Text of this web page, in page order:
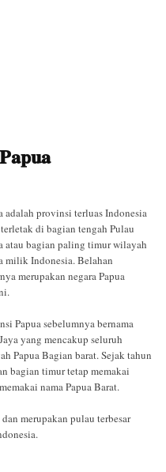
adalah provinsi terluas Indonesia
di bagian tengah Pulau
atau bagian paling timur wilayah
milik Indonesia. Belahan
merupakan negara Papua
Papua sebelumnya bernama
yang mencakup seluruh
Papua Bagian barat. Sejak tahun
bagian timur tetap memakai
nama Papua Barat.
merupakan pulau terbesar